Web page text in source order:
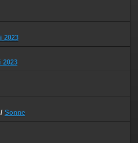
2023
2023
/ Sonne